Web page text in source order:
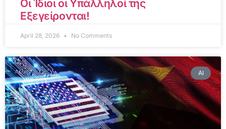
Οι Ίδιοι οι Υπάλληλοί της
Εξεγείρονται!
April 28, 2026 No Comments
AI